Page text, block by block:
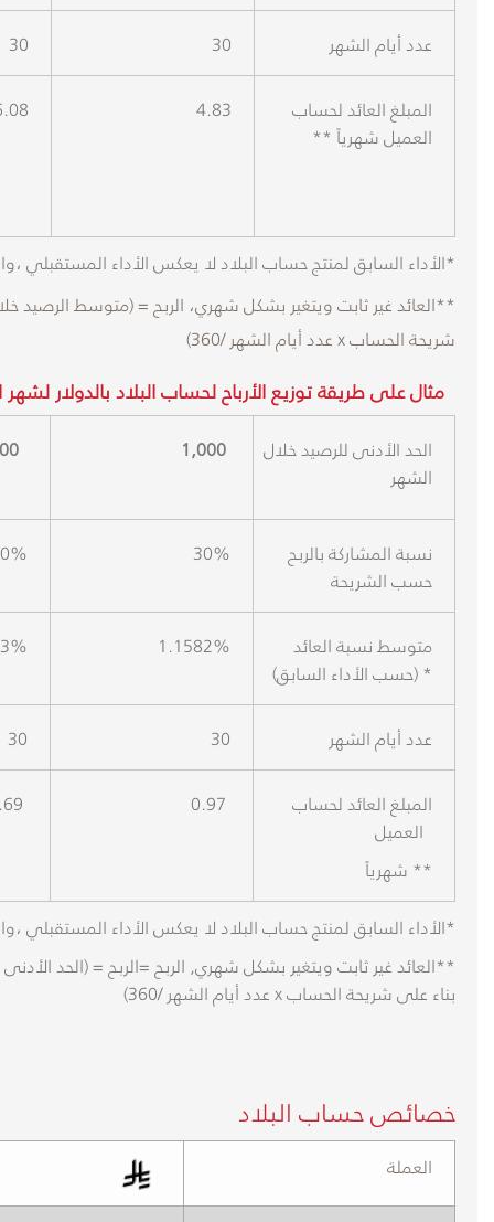
30
30
عدد أيام الشهر
4.83
المبلغ العائد لحساب
العميل شهرياً **
*الأداء السابق لمنتج حساب البلاد لا يعكس الأداء المستقبلي
شريحة الحساب x عدد أيام الشهر /360)
1,000
الحد الأدنى للرصيد خلال
الشهر
30%
نسبة المشاركة بالربح
حسب الشريحة
1.1582%
متوسط نسبة العائد
(حسب الأداء السابق) *
30
30
عدد أيام الشهر
0.97
المبلغ العائد لحساب
شهرياً **
*الأداء السابق لمنتج حساب البلاد لا يعكس الأداء المستقبلي
بناء على شريحة الحساب x عدد أيام الشهر /360)
خصائص حساب البلاد
العملة